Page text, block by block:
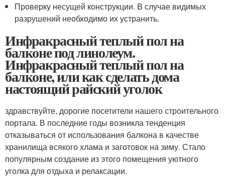
Проверку несущей конструкции. В случае видимых
разрушений необходимо их устранить.
Инфракрасный теплый пол на
балконе под линолеум.
Инфракрасный теплый пол на
балконе, или как сделать дома
настоящий райский уголок
здравствуйте, дорогие посетители нашего строительного
портала. В последние годы возникла тенденция
отказываться от использования балкона в качестве
хранилища всякого хлама и заготовок на зиму. Стало
популярным создание из этого помещения уютного
уголка для отдыха и релаксации.